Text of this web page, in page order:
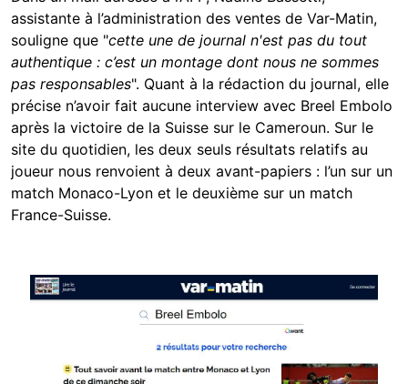
assistante à l’administration des ventes de Var-Matin,
souligne que "cette une de journal n'est pas du tout
authentique : c’est un montage dont nous ne sommes
pas responsables". Quant à la rédaction du journal, elle
précise n’avoir fait aucune interview avec Breel Embolo
après la victoire de la Suisse sur le Cameroun. Sur le
site du quotidien, les deux seuls résultats relatifs au
joueur nous renvoient à deux avant-papiers : l’un sur un
match Monaco-Lyon et le deuxième sur un match
France-Suisse.
Image